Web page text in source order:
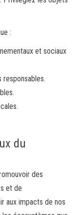
:
et sociaux
du
des
et de
aux impacts de nos